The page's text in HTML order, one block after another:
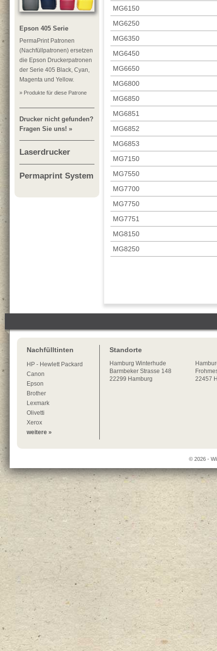
Epson 405 Serie
PermaPrint Patronen
(Nachfüllpatronen) ersetzen
die Epson Druckerpatronen
der Serie 405 Black, Cyan,
Magenta und Yellow.
» Produkte für diese Patrone
Drucker nicht gefunden?
Fragen Sie uns! »
Laserdrucker
Permaprint System
MG6150
MG6250
MG6350
MG6450
MG6650
MG6800
MG6850
MG6851
MG6852
MG6853
MG7150
MG7550
MG7700
MG7750
MG7751
MG8150
MG8250
Nachfülltinten
HP - Hewlett Packard
Canon
Epson
Brother
Lexmark
Olivetti
Xerox
weitere »
Standorte
Hamburg Winterhude
Barmbeker Strasse 148
22299 Hamburg
22457
© 2026 -